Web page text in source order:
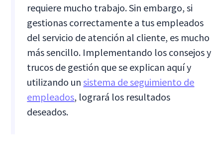
requiere mucho trabajo. Sin embargo, si
gestionas correctamente a tus empleados
del servicio de atención al cliente, es mucho
más sencillo. Implementando los consejos y
trucos de gestión que se explican aquí y
utilizando unsistema de seguimiento de
empleados, logrará los resultados
deseados.